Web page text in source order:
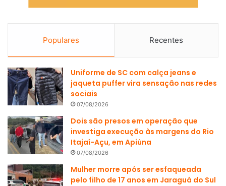
Populares Recentes
Uniforme de SC com calça jeans e
jaqueta puffer vira sensação nas redes
sociais
07/08/2026
Dois são presos em operação que
investiga execução às margens do Rio
Itajaí-Açu, em Apiúna
07/08/2026
Mulher morre após ser esfaqueada
pelo filho de 17 anos em Jaraguá do Sul